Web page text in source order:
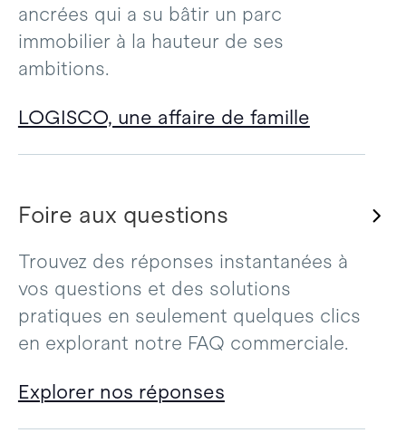
ancrées qui a su bâtir un parc
immobilier à la hauteur de ses
ambitions.
LOGISCO, une affaire de famille
Foire aux questions
Trouvez des réponses instantanées à
vos questions et des solutions
pratiques en seulement quelques clics
en explorant notre FAQ commerciale.
Explorer nos réponses